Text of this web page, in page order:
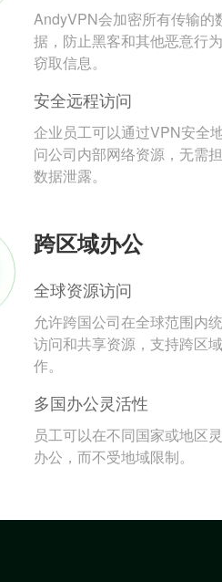
AndyVPN会加密所有传输的
据，防止黑客和其他恶意行
窃取信息。
安全远程访问
企业员工可以通过VPN安全
问公司内部网络资源，无需
数据泄露。
跨区域办公
全球资源访问
允许跨国公司在全球范围内
访问和共享资源，支持跨区
作。
多国办公灵活性
员工可以在不同国家或地区
办公，而不受地域限制。